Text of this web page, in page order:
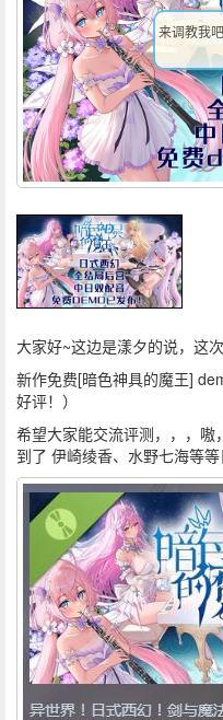
大家好~这边是漾夕的说，这
新作免费[暗色神具的魔王]
好评！）
希望大家能交流评测，，，
到了 伊崎绫香、水野七海等等
来调教我吧